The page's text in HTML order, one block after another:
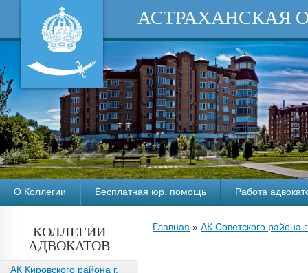
АСТРАХАНСКАЯ
О Коллегии Бесплатная юр. помощь Работа
КОЛЛЕГИИ
АДВОКАТОВ
АК Кировского района г.
Главная » АК Советского района